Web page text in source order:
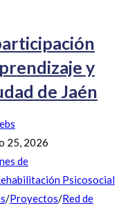
y
de Jaén
25, 2026
de
Psicosocial
/Proyectos/Red de